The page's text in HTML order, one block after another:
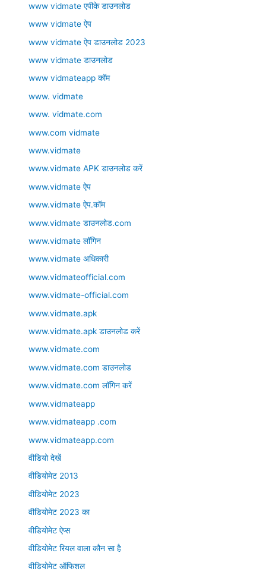
www vidmate एपीके डाउनलोड
www vidmate ऐप
www vidmate ऐप डाउनलोड 2023
www vidmate डाउनलोड
www vidmateapp कॉम
www. vidmate
www. vidmate.com
www.com vidmate
www.vidmate
www.vidmate APK डाउनलोड करें
www.vidmate ऐप
www.vidmate ऐप.कॉम
www.vidmate डाउनलोड.com
www.vidmate लॉगिन
www.vidmate अधिकारी
www.vidmateofficial.com
www.vidmate-official.com
www.vidmate.apk
www.vidmate.apk डाउनलोड करें
www.vidmate.com
www.vidmate.com डाउनलोड
www.vidmate.com लॉगिन करें
www.vidmateapp
www.vidmateapp .com
www.vidmateapp.com
वीडियो देखें
वीडियोमेट 2013
वीडियोमेट 2023
वीडियोमेट 2023 का
वीडियोमेट ऐप्स
वीडियोमेट रियल वाला कौन सा है
वीडियोमेट ऑफिशल